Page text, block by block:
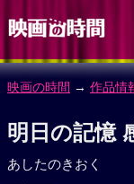
映画の時間 → 作品情
明日の記憶
あしたのきおく